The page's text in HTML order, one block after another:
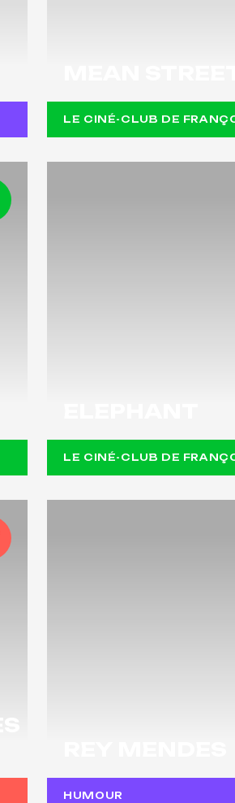
LE CINÉ-CLUB DE
LE CINÉ-CLUB DE
HUMOUR